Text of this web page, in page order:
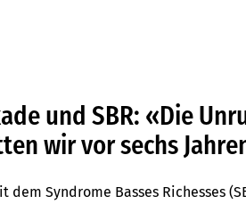
und SBR: «Die
wir vor sechs
Syndrome Basses Richesses